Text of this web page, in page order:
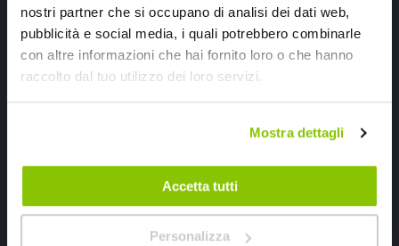
nostri partner che si occupano di analisi dei dati web,
pubblicità e social media, i quali potrebbero combinarle
con altre informazioni che hai fornito loro o che hanno
raccolto dal tuo utilizzo dei loro servizi.
Mostra dettagli
Accetta tutti
Personalizza
SpeedUp.it
Speedup.it by Trio Group